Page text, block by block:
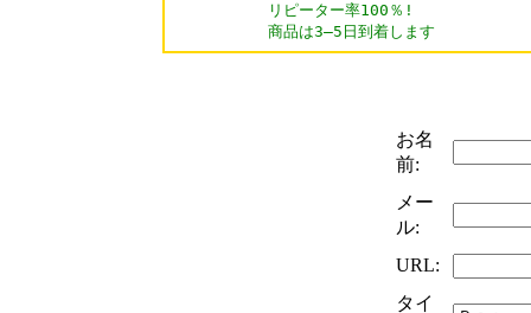
リピーター率100％!
商品は3―5日到着します
お名
前:
メー
ル:
URL:
タイ